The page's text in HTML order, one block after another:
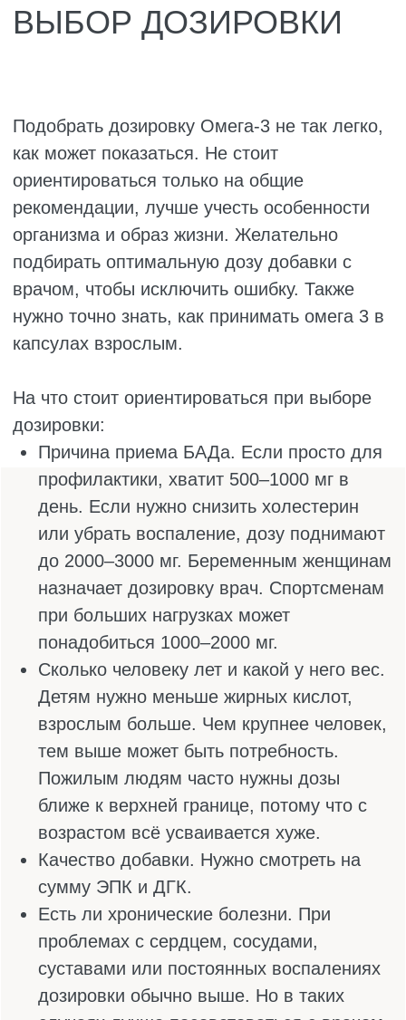
Скорее всего, понадобится два или даже
три курса с перерывами между ними.
С КАКИМИ ВИТАМИНАМИ
СОЧЕТАЕТСЯ ОМЕГА-3
Омега-3 часто смешивают с другими
витаминами, чтобы усилить эффект или
С чем сочетают:
Витамин Е. Он не даёт омега-3
окислиться и испортиться, помогает
дойти до клеток в целости. Многие
производители специально добавляют
его в капсулы, чтобы жирные кислоты
дольше хранились и лучше работали.
Витамин D. Их часто пьют вместе, и это
правильно. Омега-3 помогает витамину D
усваиваться, а витамин D в ответ
поддерживает кости, иммунитет и
настроение.
Витамины группы В, особенно В6, В12 и
фолиевая кислота. Они отвечают за
нервы, энергию и настроение. Вместе с
Омега-3 они лучше справляются с
усталостью, тревогой и осенней хандрой.
Хорошая команда для головы и души.
Коэнзим Q10. Это полезный компонент
для сердца. Вместе с Омега-3 они